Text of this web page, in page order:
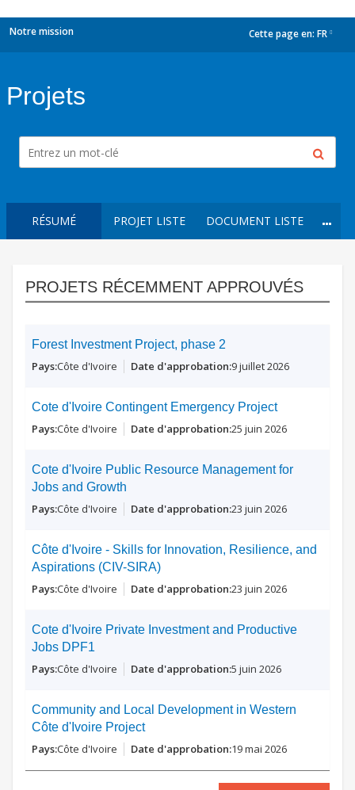
Notre mission Cette page en: FR
Projets
RÉSUMÉ PROJET LISTE DOCUMENT LISTE
PROJETS RÉCEMMENT APPROUVÉS
Forest Investment Project, phase 2
Côte d'Ivoire 9 juillet 2026
Cote d'Ivoire Contingent Emergency Project
Côte d'Ivoire 25 juin 2026
Cote d'Ivoire Public Resource Management for
Jobs and Growth
Côte d'Ivoire 23 juin 2026
Côte d'Ivoire - Skills for Innovation, Resilience, and
Aspirations (CIV-SIRA)
Côte d'Ivoire 23 juin 2026
Cote d'Ivoire Private Investment and Productive
Jobs DPF1
Côte d'Ivoire 5 juin 2026
Community and Local Development in Western
Côte d'Ivoire Project
Côte d'Ivoire 19 mai 2026